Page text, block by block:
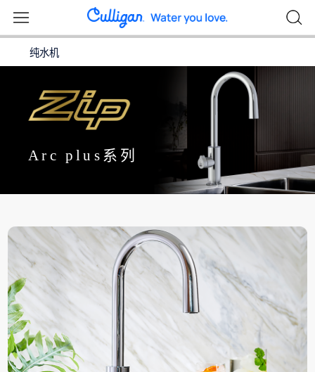
纯水机
Arc plus系列